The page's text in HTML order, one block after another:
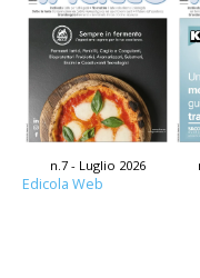
n.7 - Luglio 2026
Edicola Web